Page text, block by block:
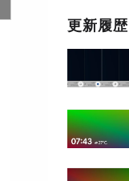
更新履歴